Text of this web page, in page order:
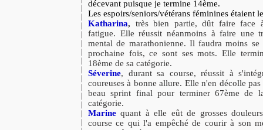
décevant puisque je termine 14ème.
Les espoirs/seniors/vétérans féminines étaient
Katharina, très bien partie, dût faire face
fatigue. Elle réussit néanmoins à faire une
mental de marathonienne. Il faudra moins
prochaine fois, ce sont ses mots. Elle
18ème de sa catégorie.
Séverine, durant sa course, réussit à
coureuses à bonne allure. Elle n'en décolle
beau sprint final pour terminer 67ème de
catégorie.
Marine quant à elle eût de grosses
course ce qui l'a empêché de courir à son